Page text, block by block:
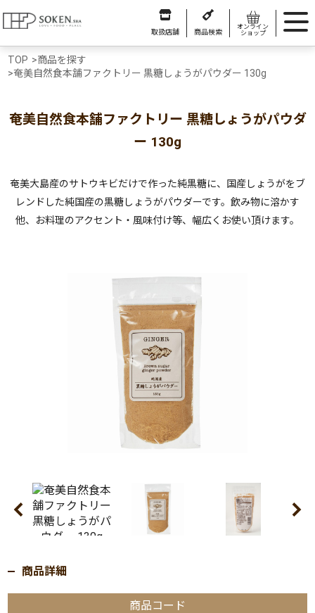
取扱店舗 商品検索
オンライン
ショップ
TOP >商品を探す
>奄美自然食本舗ファクトリー 黒糖しょうがパウダー 130g
奄美自然食本舗ファクトリー 黒糖しょうがパウダ
ー 130g
奄美大島産のサトウキビだけで作った純黒糖に、国産しょうがをブ
レンドした純国産の黒糖しょうがパウダーです。飲み物に溶かす
他、お料理のアクセント・風味付け等、幅広くお使い頂けます。
商品詳細
商品コード